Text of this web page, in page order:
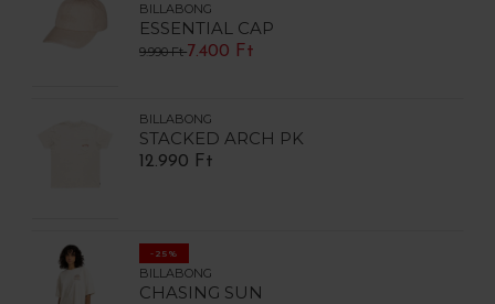
BILLABONG
ESSENTIAL CAP
9.990 Ft7.400 Ft
BILLABONG
STACKED ARCH PK
12.990 Ft
-25%
BILLABONG
CHASING SUN